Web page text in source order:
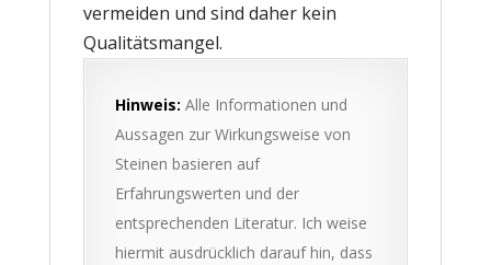
vermeiden und sind daher kein
Qualitätsmangel.
Hinweis: Alle Informationen und
Aussagen zur Wirkungsweise von
Steinen basieren auf
Erfahrungswerten und der
entsprechenden Literatur. Ich weise
hiermit ausdrücklich darauf hin, dass